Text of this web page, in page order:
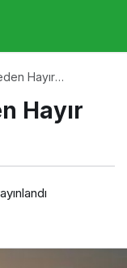
Hayır
Hayır
Demeliyiz?